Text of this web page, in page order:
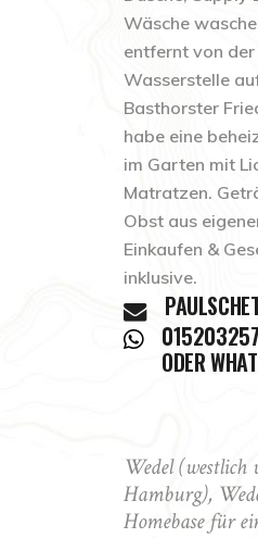
Wäsche
entfernt von der
Wasserstelle
Basthorster
habe eine
im Garten mit
Matratzen.
Obst aus
Einkaufen &
inklusive.
ODER
Wedel (westlich
Hamburg),
Homebase für